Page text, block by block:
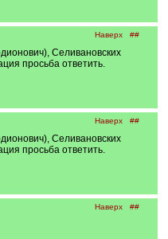
Наверх ##
Селивановских
просьба ответить.
Наверх ##
Селивановских
просьба ответить.
Наверх ##